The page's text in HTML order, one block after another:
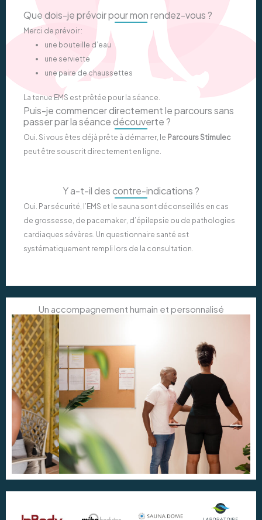
Que dois-je prévoir pour mon rendez-vous ?
Merci de prévoir :
une bouteille d’eau
une serviette
une paire de chaussettes
La tenue EMS est prêtée pour la séance.
Puis-je commencer directement le parcours sans
passer par la séance découverte ?
Oui. Si vous êtes déjà prête à démarrer, le Parcours Stimulec
peut être souscrit directement en ligne.
Y a-t-il des contre-indications ?
Oui. Par sécurité, l’EMS et le sauna sont déconseillés en cas
de grossesse, de pacemaker, d’épilepsie ou de pathologies
cardiaques sévères. Un questionnaire santé est
systématiquement rempli lors de la consultation.
Un accompagnement humain et personnalisé